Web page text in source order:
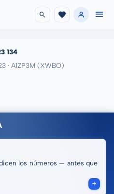
134
· A1ZP3M (XWBO)
los números — antes que